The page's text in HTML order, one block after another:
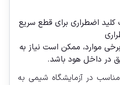
اضطراری برای قطع سریع
موارد، ممکن است نیاز به
در داخل هود باشد.
در آزمایشگاه شیمی به